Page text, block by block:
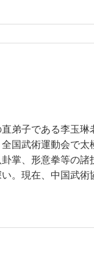
弟子である李玉
国武術運動会で
掌、形意拳等の諸
。現在、中国武術